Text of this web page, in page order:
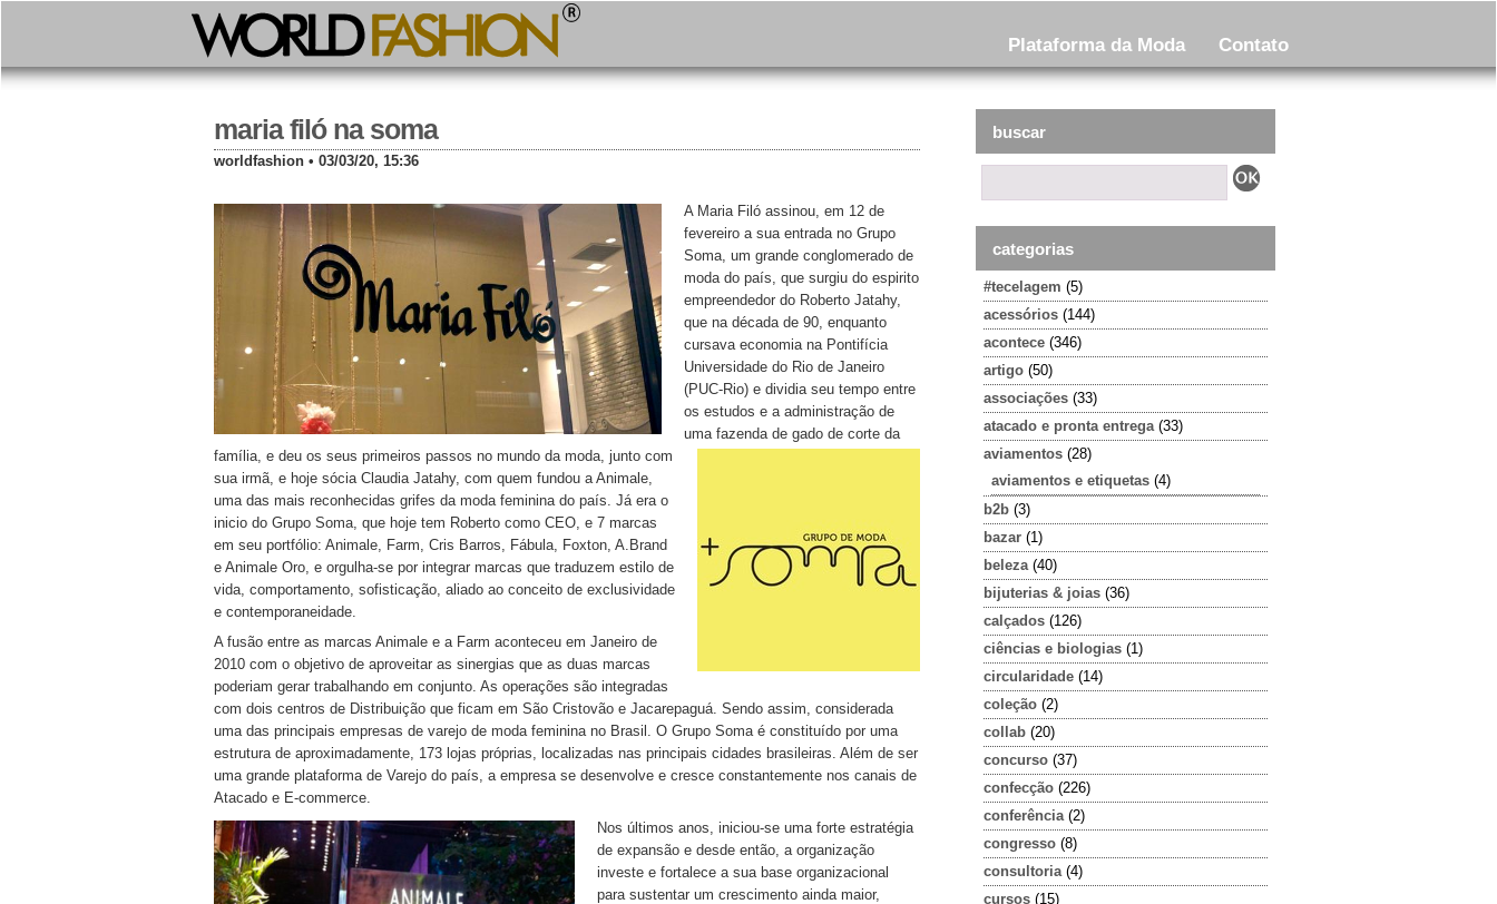
Plataforma da Moda Contato
buscar
categorias
#tecelagem (5)
acessórios (144)
acontece (346)
artigo (50)
associações (33)
atacado e pronta entrega (33)
aviamentos (28)
aviamentos e etiquetas (4)
b2b (3)
bazar (1)
beleza (40)
bijuterias & joias (36)
calçados (126)
ciências e biologias (1)
circularidade (14)
coleção (2)
collab (20)
concurso (37)
confecção (226)
conferência (2)
congresso (8)
consultoria (4)
cursos (15)
maria filó na soma
worldfashion • 03/03/20, 15:36
A Maria Filó assinou, em 12 de
fevereiro a sua entrada no Grupo
Soma, um grande conglomerado de
moda do país, que surgiu do espirito
empreendedor do Roberto Jatahy,
que na década de 90, enquanto
cursava economia na Pontifícia
Universidade do Rio de Janeiro
(PUC-Rio) e dividia seu tempo entre
os estudos e a administração de
uma fazenda de gado de corte da
família, e deu os seus primeiros passos no mundo da moda, junto com
sua irmã, e hoje sócia Claudia Jatahy, com quem fundou a Animale,
uma das mais reconhecidas grifes da moda feminina do país. Já era o
inicio do Grupo Soma, que hoje tem Roberto como CEO, e 7 marcas
em seu portfólio: Animale, Farm, Cris Barros, Fábula, Foxton, A.Brand
e Animale Oro, e orgulha-se por integrar marcas que traduzem estilo de
vida, comportamento, sofisticação, aliado ao conceito de exclusividade
e contemporaneidade.
A fusão entre as marcas Animale e a Farm aconteceu em Janeiro de
2010 com o objetivo de aproveitar as sinergias que as duas marcas
poderiam gerar trabalhando em conjunto. As operações são integradas
com dois centros de Distribuição que ficam em São Cristovão e Jacarepaguá. Sendo assim, considerada
uma das principais empresas de varejo de moda feminina no Brasil. O Grupo Soma é constituído por uma
estrutura de aproximadamente, 173 lojas próprias, localizadas nas principais cidades brasileiras. Além de ser
uma grande plataforma de Varejo do país, a empresa se desenvolve e cresce constantemente nos canais de
Atacado e E-commerce.
Nos últimos anos, iniciou-se uma forte estratégia
de expansão e desde então, a organização
investe e fortalece a sua base organizacional
para sustentar um crescimento ainda maior,